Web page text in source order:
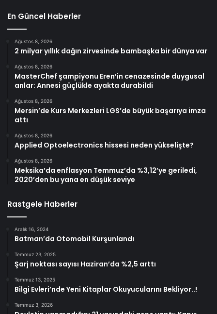
En Güncel Haberler
Ağustos 8, 2026
2 milyar yıllık dağın zirvesinde bambaşka bir dünya var
Ağustos 8, 2026
MasterChef şampiyonu Eren’in cenazesinde duygusal
anlar: Annesi güçlükle ayakta durabildi
Ağustos 8, 2026
Mersin’de Kurs Merkezleri LGS’de büyük başarıya imza
attı
Ağustos 8, 2026
Applied Optoelectronics hissesi neden yükselişte?
Ağustos 8, 2026
Meksika’da enflasyon Temmuz’da %3,12’ye geriledi,
2020’den bu yana en düşük seviye
Rastgele Haberler
Aralık 16, 2024
Batman’da Otomobil Kurşunlandı
Temmuz 23, 2025
Şarj noktası sayısı Haziran’da %2,5 arttı
Temmuz 13, 2025
Bilgi Evleri’nde Yeni Kitaplar Okuyucularını Bekliyor..!
Temmuz 3, 2026